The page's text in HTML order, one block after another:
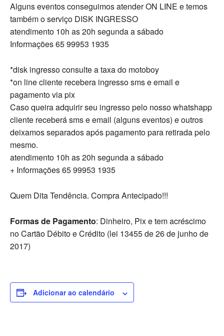
Alguns eventos conseguimos atender ON LINE e temos
também o serviço DISK INGRESSO
atendimento 10h as 20h segunda a sábado
Informações 65 99953 1935
*disk ingresso consulte a taxa do motoboy
*on line cliente recebera ingresso sms e email e
pagamento via pix
Caso queira adquirir seu ingresso pelo nosso whatshapp
cliente receberá sms e email (alguns eventos) e outros
deixamos separados após pagamento para retirada pelo
mesmo.
atendimento 10h as 20h segunda a sábado
+ Informações 65 99953 1935
Quem Dita Tendência. Compra Antecipado!!!
Formas de Pagamento: Dinheiro, Pix e tem acréscimo
no Cartão Débito e Crédito (lei 13455 de 26 de junho de
2017)
Adicionar ao calendário